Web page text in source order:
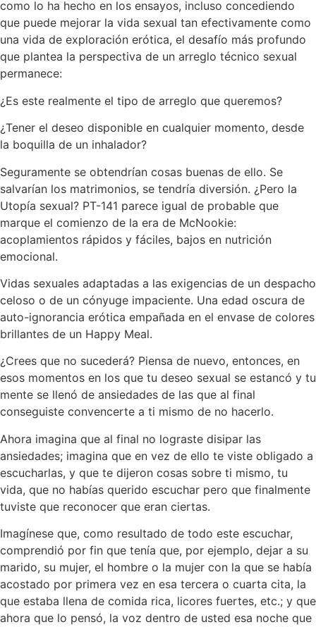
como lo ha hecho en los ensayos, incluso concediendo
que puede mejorar la vida sexual tan efectivamente como
una vida de exploración erótica, el desafío más profundo
que plantea la perspectiva de un arreglo técnico sexual
permanece:
¿Es este realmente el tipo de arreglo que queremos?
¿Tener el deseo disponible en cualquier momento, desde
la boquilla de un inhalador?
Seguramente se obtendrían cosas buenas de ello. Se
salvarían los matrimonios, se tendría diversión. ¿Pero la
Utopía sexual? PT-141 parece igual de probable que
marque el comienzo de la era de McNookie:
acoplamientos rápidos y fáciles, bajos en nutrición
emocional.
Vidas sexuales adaptadas a las exigencias de un despacho
celoso o de un cónyuge impaciente. Una edad oscura de
auto-ignorancia erótica empañada en el envase de colores
brillantes de un Happy Meal.
¿Crees que no sucederá? Piensa de nuevo, entonces, en
esos momentos en los que tu deseo sexual se estancó y tu
mente se llenó de ansiedades de las que al final
conseguiste convencerte a ti mismo de no hacerlo.
Ahora imagina que al final no lograste disipar las
ansiedades; imagina que en vez de ello te viste obligado a
escucharlas, y que te dijeron cosas sobre ti mismo, tu
vida, que no habías querido escuchar pero que finalmente
tuviste que reconocer que eran ciertas.
Imagínese que, como resultado de todo este escuchar,
comprendió por fin que tenía que, por ejemplo, dejar a su
marido, su mujer, el hombre o la mujer con la que se había
acostado por primera vez en esa tercera o cuarta cita, la
que estaba llena de comida rica, licores fuertes, etc.; y que
ahora que lo pensó, la voz dentro de usted esa noche que